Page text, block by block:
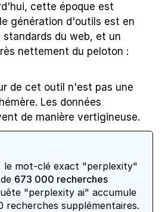
cette époque est
génération d'outils est en
du web, et un
de cet outil n'est pas une
Les données
de manière vertigineuse.
le mot-clé exact "perplexity"
673 000 recherches
"perplexity ai" accumule
recherches supplémentaires.